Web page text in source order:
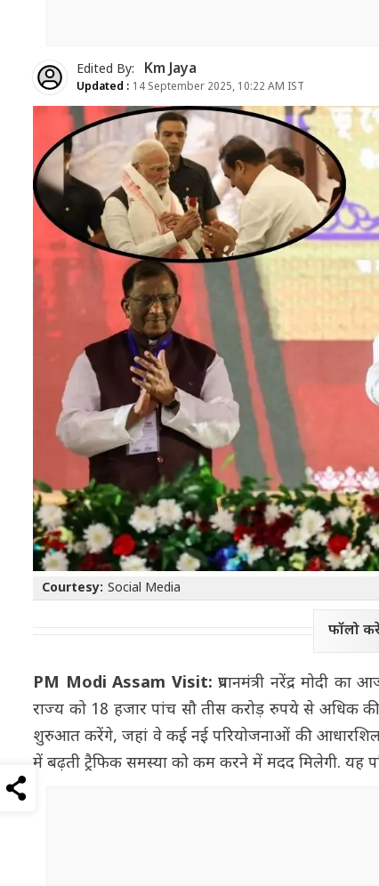
Edited By: Km Jaya
Updated : 14 September 2025, 10:22 AM IST
Courtesy: Social Media
फॉलो
PM Modi Assam Visit: प्रधानमंत्री नरेंद्र मोदी
राज्य को 18 हजार पांच सौ तीस करोड़ रुपये से अधिक
शुरुआत करेंगे, जहां वे कई नई परियोजनाओं की आधारशिला
में बढ़ती ट्रैफिक समस्या को कम करने में मदद मिलेगी. यह